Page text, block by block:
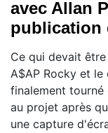
avec Allan
publication
Ce qui devait
A$AP Rocky et le
finalement
au projet après
une capture